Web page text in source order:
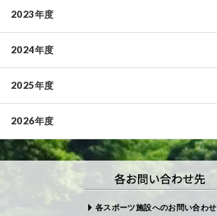
2023年度
2024年度
2025年度
2026年度
各スポーツ施設へのお問い合わせ